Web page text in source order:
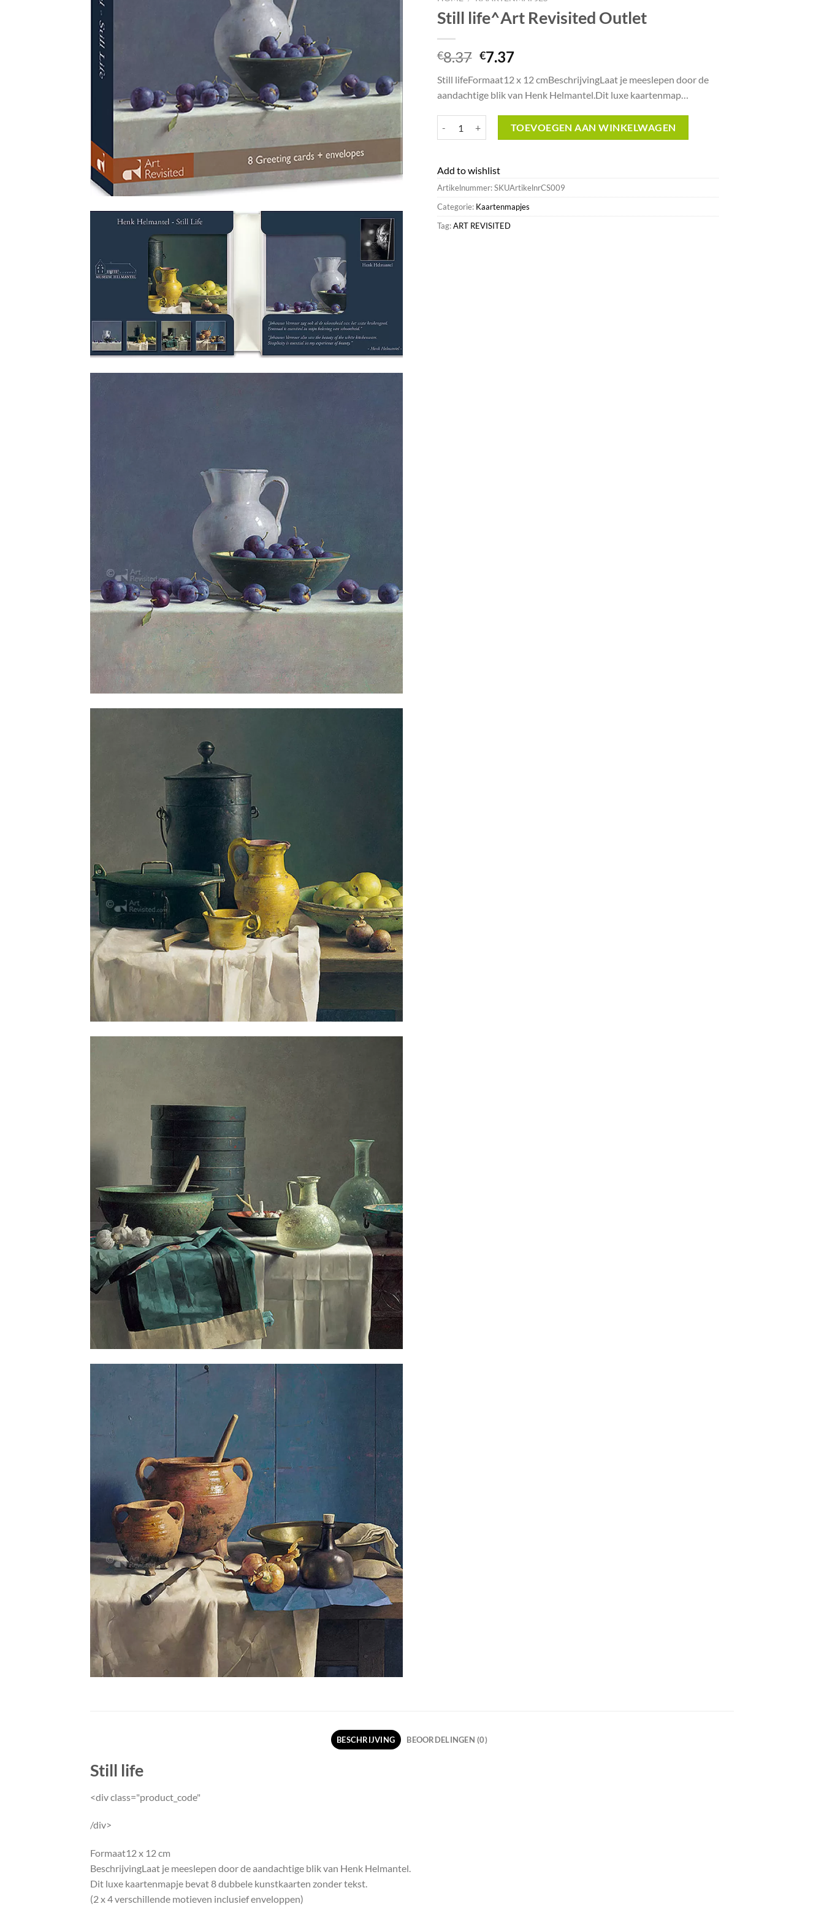
Still life^Art Revisited Outlet
€8.37 Oorspronkelijke
was:
€8.37.
€7.37Huidige
is:
€7.37.
Still lifeFormaat12 x 12 cmBeschrijvingLaat je meeslepen door de
aandachtige blik van Henk Helmantel.Dit luxe kaartenmap…
TOEVOEGEN AAN WINKELWAGEN
Add to wishlist
Artikelnummer:SKUArtikelnrCS009
Categorie: Kaartenmapjes
Tag:ART REVISITED
BESCHRIJVING BEOORDELINGEN (0)
Still life
<div class="product_code"
/div>
Formaat12 x 12 cm
BeschrijvingLaat je meeslepen door de aandachtige blik van Henk Helmantel.
Dit luxe kaartenmapje bevat 8 dubbele kunstkaarten zonder tekst.
(2 x 4 verschillende motieven inclusief enveloppen)